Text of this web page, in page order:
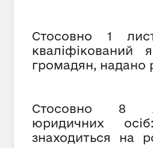
Стосовно 1
кваліфікований
громадян, надано
Стосовно 8
юридичних
знаходиться на